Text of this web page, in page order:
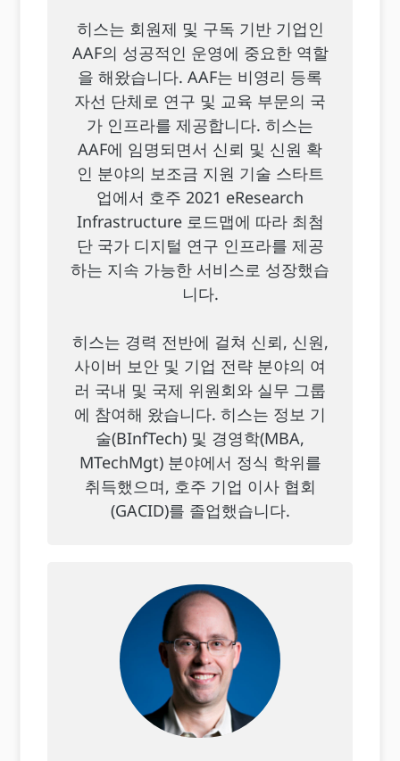
히스는 회원제 및 구독 기반 기업인
AAF의 성공적인 운영에 중요한 역할
을 해왔습니다. AAF는 비영리 등록
자선 단체로 연구 및 교육 부문의 국
가 인프라를 제공합니다. 히스는
AAF에 임명되면서 신뢰 및 신원 확
인 분야의 보조금 지원 기술 스타트
업에서 호주 2021 eResearch
Infrastructure 로드맵에 따라 최첨
단 국가 디지털 연구 인프라를 제공
하는 지속 가능한 서비스로 성장했습
니다.
히스는 경력 전반에 걸쳐 신뢰, 신원,
사이버 보안 및 기업 전략 분야의 여
러 국내 및 국제 위원회와 실무 그룹
에 참여해 왔습니다. 히스는 정보 기
술(BInfTech) 및 경영학(MBA,
MTechMgt) 분야에서 정식 학위를
취득했으며, 호주 기업 이사 협회
(GACID)를 졸업했습니다.